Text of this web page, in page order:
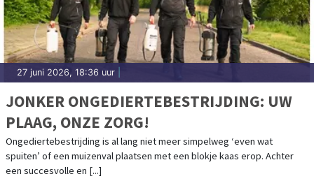
27 juni 2026, 18:36 uur
JONKER ONGEDIERTEBESTRIJDING: UW
PLAAG, ONZE ZORG!
Ongediertebestrijding is al lang niet meer simpelweg ‘even wat
spuiten’ of een muizenval plaatsen met een blokje kaas erop. Achter
een succesvolle en [...]